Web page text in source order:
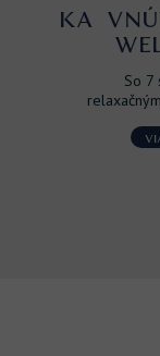
So 7